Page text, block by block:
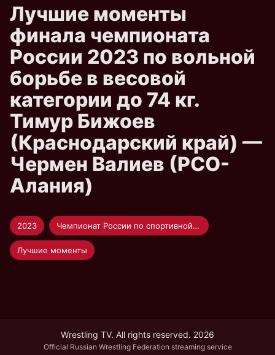
Лучшие моменты
финала чемпионата
России 2023 по вольной
борьбе в весовой
категории до 74 кг.
Тимур Бижоев
(Краснодарский край) —
Чермен Валиев (РСО-
Алания)
2023 Чемпионат России по спортивной борьбе
Лучшие моменты
Wrestling TV. All rights reserved. 2026
Official Russian Wrestling Federation streaming service